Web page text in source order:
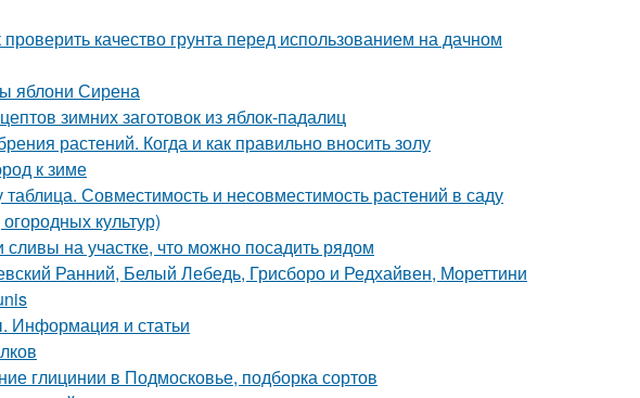
качество грунта перед использованием на дачном
яблони Сирена
зимних заготовок из яблок-падалиц
растений. Когда и как правильно вносить золу
к зиме
Совместимость и несовместимость растений в саду
культур)
на участке, что можно посадить рядом
Ранний, Белый Лебедь, Грисборо и Редхайвен, Мореттини
Информация и статьи
глицинии в Подмосковье, подборка сортов